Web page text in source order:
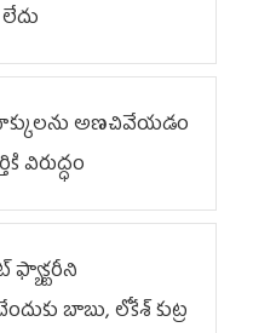
అణచివేయడం
విరుద్ధం
బాబు, లోకేశ్ కుట్ర